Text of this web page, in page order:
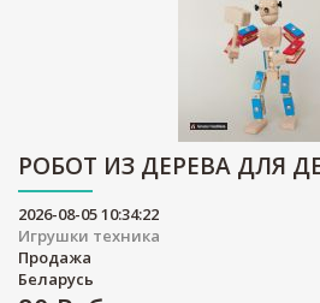
РОБОТ ИЗ ДЕРЕВА ДЛЯ
2026-08-05 10:34:22
Игрушки техника
Продажа
Беларусь